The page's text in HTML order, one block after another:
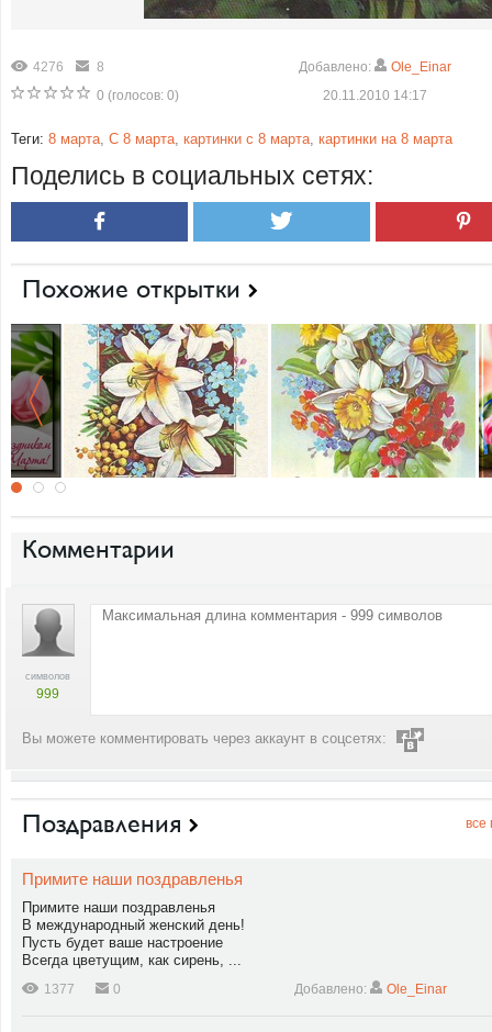
4276
8
0 (голосов: 0)
Добавлено:
Ole_Einar
20.11.2010 14:17
Теги: 8 марта, С 8 марта, картинки с 8 марта, картинки на 8 марта
Поделись в социальных сетях:
Похожие открытки
Комментарии
символов
999
Вы можете комментировать через аккаунт в соцсетях:
Поздравления все
Примите наши поздравленья
Примите наши поздравленья
В международный женский день!
Пусть будет ваше настроение
Всегда цветущим, как сирень, ...
1377 0 Добавлено: Ole_Einar